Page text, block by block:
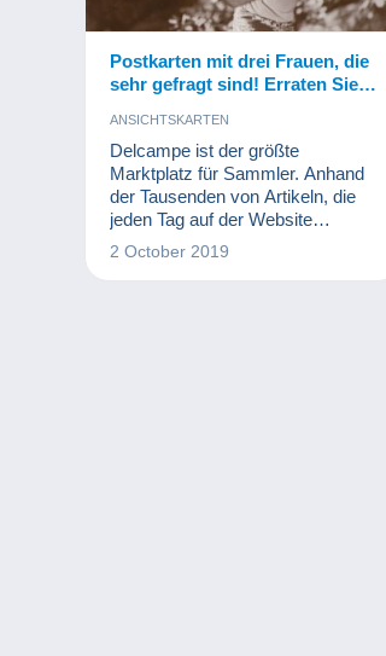
Postkarten mit drei Frauen, die
sehr gefragt sind! Erraten Sie,
ANSICHTSKARTEN
Delcampe ist der größte
Marktplatz für Sammler. Anhand
der Tausenden von Artikeln, die
jeden Tag auf der Website
verkauft werden, können wir
2 October 2019